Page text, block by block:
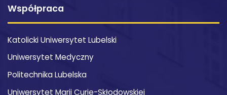
Współpraca
Katolicki Uniwersytet Lubelski
Uniwersytet Medyczny
Politechnika Lubelska
Uniwersytet Marii Curie-Skłodowskiej